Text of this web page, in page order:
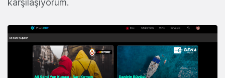
karşılaşıyorum.